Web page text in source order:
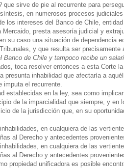
que sirve de pie al recurrente para
en numerosos procesos
los intereses del Banco de Chile,
presta asesoría judicial y
su caso una situación de dependencia
y que resulta ser precisamente
Banco de Chile y tampoco recibe un
toca resolver entonces a esta Corte
presunta inhabilidad que afectaría a
imputa el recurrente.
establecidas en la ley, sea como
de la imparcialidad que siempre, y
de la jurisdicción que, en su
en cualquiera de las
al Derecho y antecedentes
en cualquiera de las
al Derecho y antecedentes
propiedad unificadora es posible